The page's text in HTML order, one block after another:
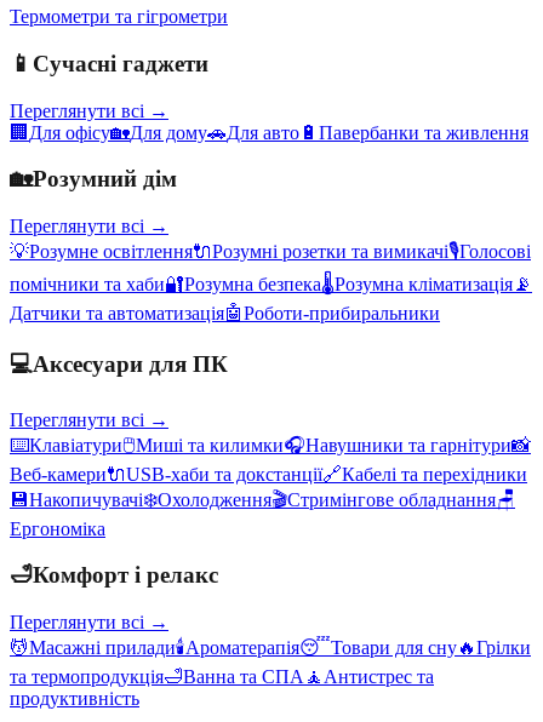
Термометри та гігрометри
📱 Сучасні гаджети
Переглянути всі →
🏢 Для офісу🏡Для дому🚗Для авто 🔋 Павербанки та живлення
🏡Розумний дім
Переглянути всі →
💡Розумне освітлення🔌Розумні розетки та вимикачі🎙️Голосові
помічники та хаби🔐Розумна безпека🌡️Розумна кліматизація 📡
Датчики та автоматизація🤖Роботи-прибиральники
💻Аксесуари для ПК
Переглянути всі →
⌨️Клавіатури🖱️Миші та килимки🎧Навушники та гарнітури📸
Веб-камери🔌USB-хаби та докстанції🔗Кабелі та перехідники
💾Накопичувачі❄️Охолодження🎬Стримінгове обладнання🪑
Ергономіка
🛁Комфорт і релакс
Переглянути всі →
💆Масажні прилади🕯️Ароматерапія😴Товари для сну🔥Грілки
та термопродукція🛁Ванна та СПА 🧘 Антистрес та
продуктивність